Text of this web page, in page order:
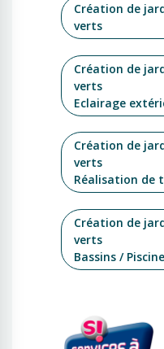
Création de
verts
Création de
verts
Eclairage
Création de
verts
Réalisation de
Création de
verts
Bassins /